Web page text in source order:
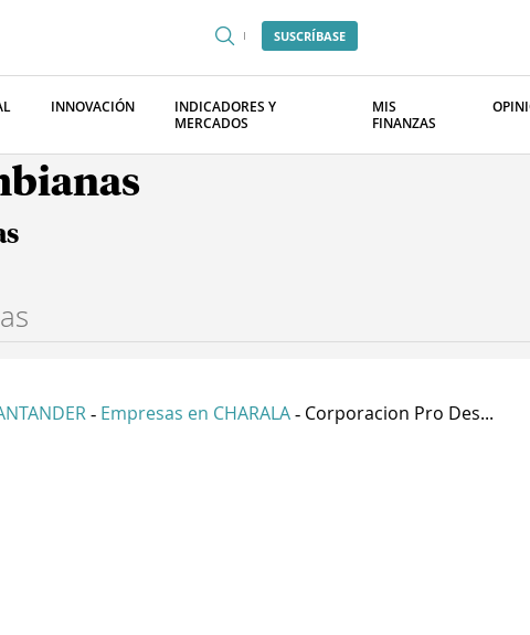
SUSCRÍBASE
INNOVACIÓN
INDICADORES Y
MERCADOS
MIS
FINANZAS
- Empresas en CHARALA - Corporacion Pro Des...